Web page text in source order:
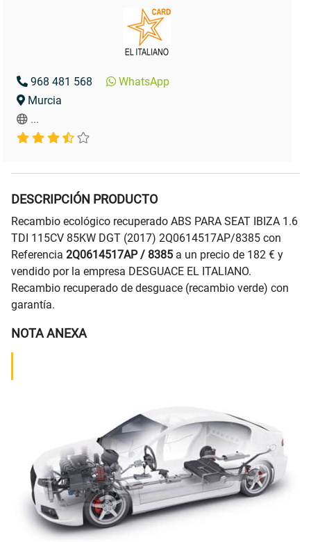
968 481 568
WhatsApp
Murcia
...
DESCRIPCIÓN PRODUCTO
Recambio ecológico recuperado ABS PARA SEAT IBIZA 1.6
TDI 115CV 85KW DGT (2017) 2Q0614517AP/8385 con
Referencia 2Q0614517AP / 8385 a un precio de 182 € y
vendido por la empresa DESGUACE EL ITALIANO.
Recambio recuperado de desguace (recambio verde) con
garantía.
NOTA ANEXA